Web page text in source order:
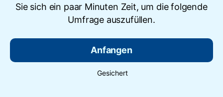
Sie sich ein paar Minuten Zeit, um die folgende
Umfrage auszufüllen.
Anfangen
Gesichert